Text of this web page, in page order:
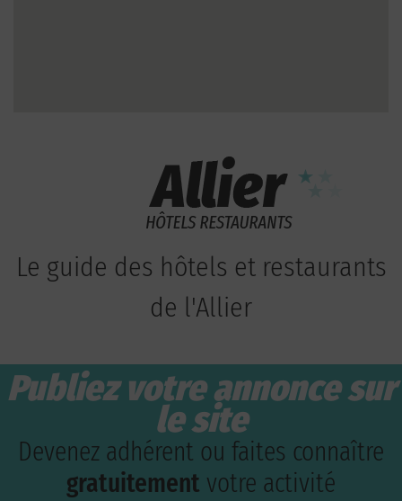
Le guide des hôtels et restaurants
de l'Allier
Publiez votre annonce sur
le site
Devenez adhérent ou faites connaître
gratuitement votre activité